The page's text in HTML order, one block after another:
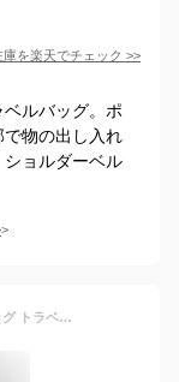
庫を楽天でチェック >>
ルバッグ。ポ
物の出し入れ
ョルダーベル
イタリアンレザー バッグ 2way ボストンバッグ トラベルバッグ 斜めがけ 本革 牛革 A4 メンズ レディース ショルダーバッグ トートバッグ 大容量 旅行 出張 1泊 レザーバッグ カウレザー 鞄 イタリア製 ヴィンテージ風 ライトブラウン 2WAY